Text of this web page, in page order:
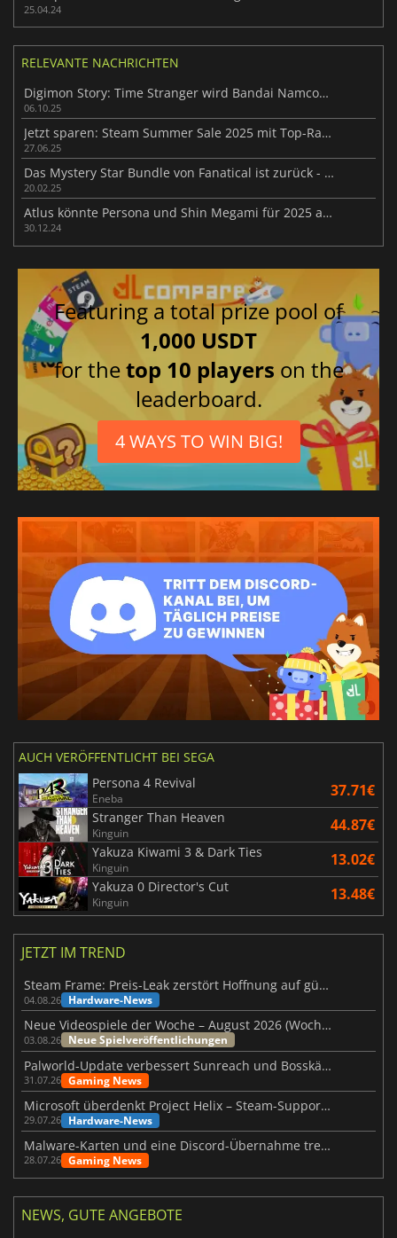
25.04.24
RELEVANTE NACHRICHTEN
Digimon Story: Time Stranger wird Bandai Namcos größter PC-JRPG-Launch
06.10.25
Jetzt sparen: Steam Summer Sale 2025 mit Top-Rabatten!
27.06.25
Das Mystery Star Bundle von Fanatical ist zurück - holt euch ein Überraschungsspiel für nur 1€!
20.02.25
Atlus könnte Persona und Shin Megami für 2025 ankündigen
30.12.24
Featuring a total prize pool of
1,000 USDT
for thetop 10 players on the
leaderboard.
4 WAYS TO WIN BIG!
AUCH VERÖFFENTLICHT BEI SEGA
Persona 4 Revival
Eneba 37.71€
Stranger Than Heaven
Kinguin 44.87€
Yakuza Kiwami 3 & Dark Ties
Kinguin 13.02€
Yakuza 0 Director's Cut
Kinguin 13.48€
JETZT IM TREND
Steam Frame: Preis-Leak zerstört Hoffnung auf günstiges VR-Headset
04.08.26 Hardware-News
Neue Videospiele der Woche – August 2026 (Woche 32)
03.08.26 Neue Spielveröffentlichungen
Palworld-Update verbessert Sunreach und Bosskämpfe deutlich
31.07.26 Gaming News
Microsoft überdenkt Project Helix – Steam-Support gefährdet
29.07.26 Hardware-News
Malware-Karten und eine Discord-Übernahme treffen Meccha Chameleon
28.07.26 Gaming News
NEWS, GUTE ANGEBOTE